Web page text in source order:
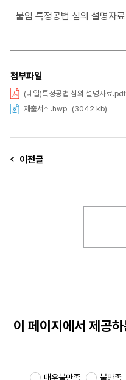
붙임 특정공법 심의 설명자
첨부파일
(레일)특정공법 심의 설명자료.pdf
제출서식.hwp (3042 kb)
이전글
이 페이지에서 제공
매우불만족 불만족